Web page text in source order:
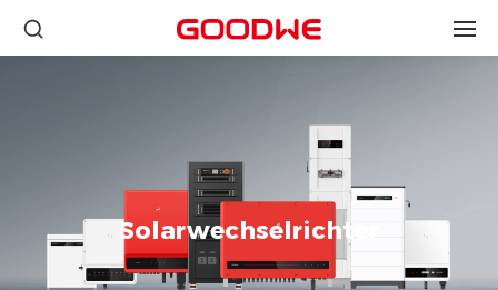
Solarwechselrichter